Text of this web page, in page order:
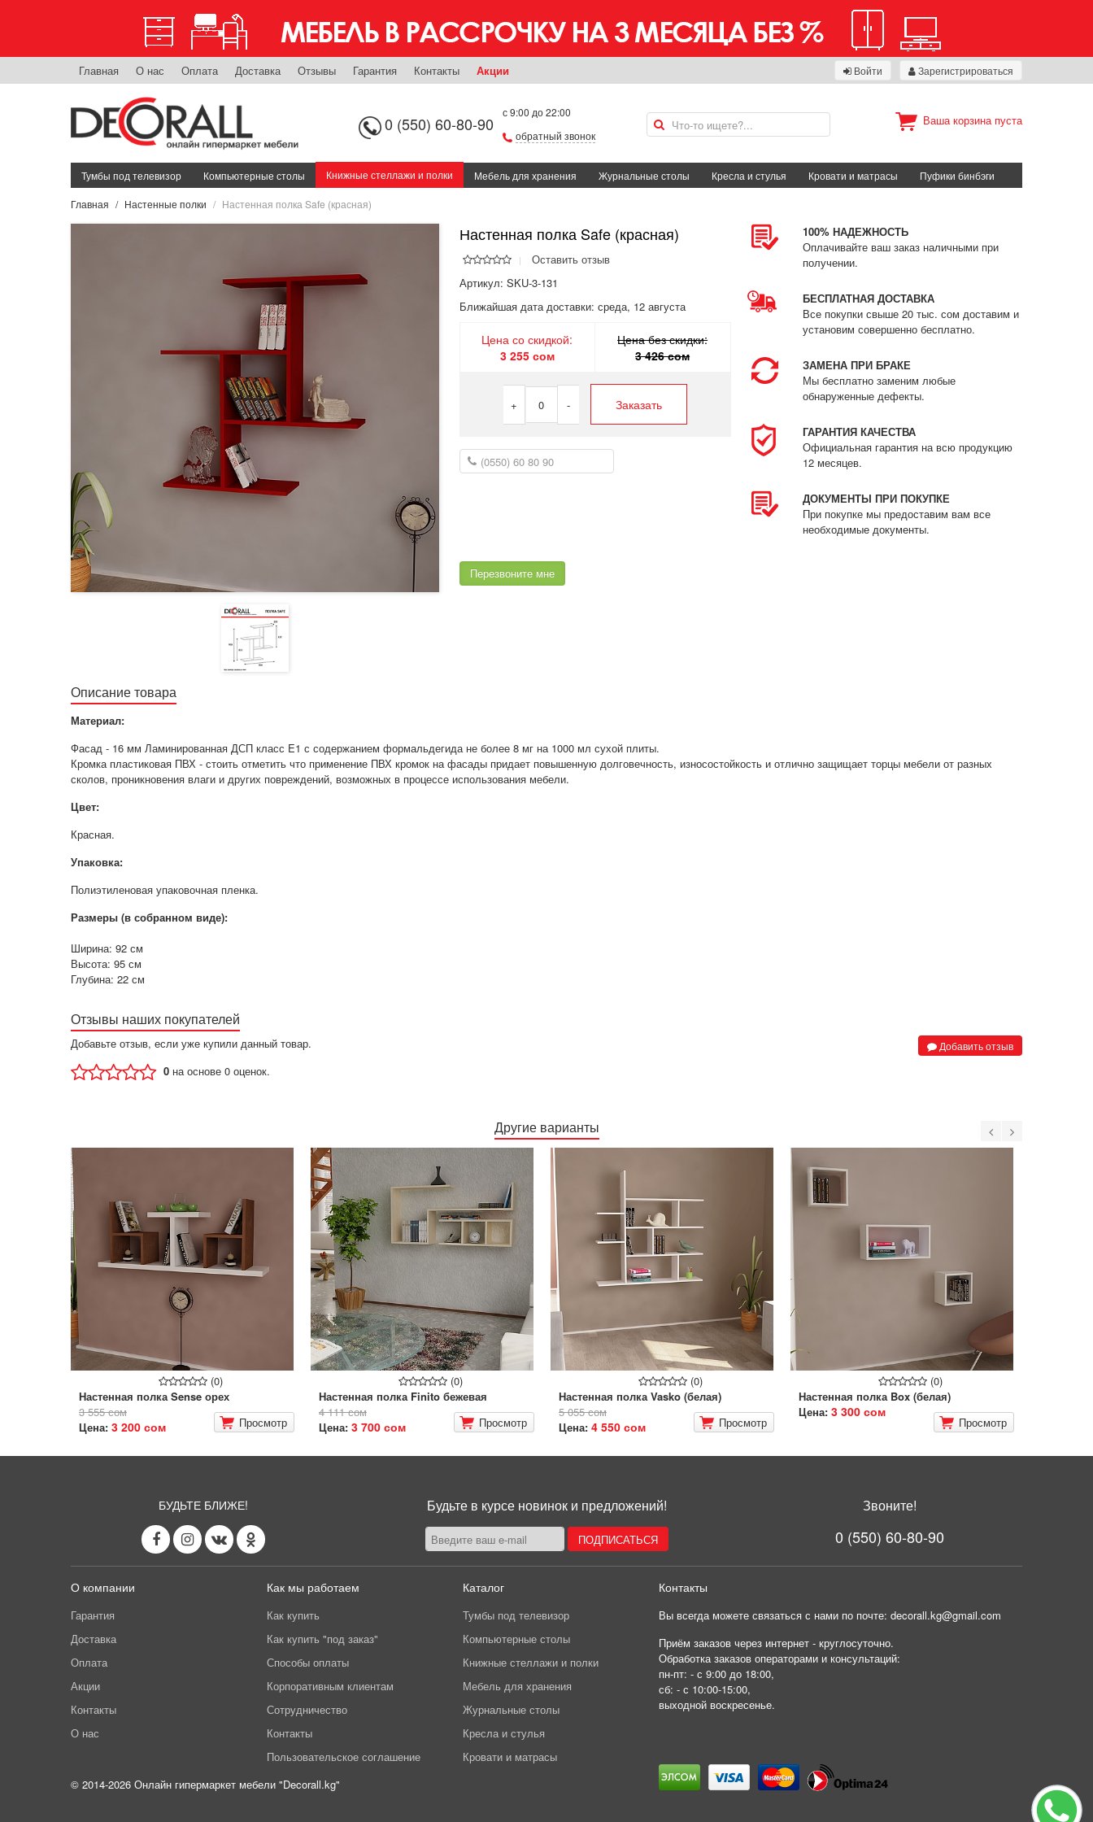
Главная О нас Оплата Доставка Отзывы Гарантия Контакты Акции Войти Зарегистрироваться
0 (550) 60-80-90
с 9:00 до 22:00
обратный звонок
Ваша корзина пуста
Тумбы под телевизор Компьютерные столы Книжные стеллажи и полки Мебель для хранения Журнальные столы Кресла и стулья Кровати и матрасы Пуфики бинбэги
Главная Настенные полки Настенная полка Safe (красная)
Настенная полка Safe (красная)
Оставить отзыв
Артикул: SKU-3-131
Ближайшая дата доставки: среда, 12 августа
Цена со скидкой:
3 255 сом
Цена без скидки:
3 426 сом
+ 0 - Заказать
Перезвоните мне
100% НАДЕЖНОСТЬ
Оплачивайте ваш заказ наличными при
получении.
БЕСПЛАТНАЯ ДОСТАВКА
Все покупки свыше 20 тыс. сом доставим и
установим совершенно бесплатно.
ЗАМЕНА ПРИ БРАКЕ
Мы бесплатно заменим любые
обнаруженные дефекты.
ГАРАНТИЯ КАЧЕСТВА
Официальная гарантия на всю продукцию
12 месяцев.
ДОКУМЕНТЫ ПРИ ПОКУПКЕ
При покупке мы предоставим вам все
необходимые документы.
Описание товара
Материал:
Фасад - 16 мм Ламинированная ДСП класс E1 с содержанием формальдегида не более 8 мг на 1000 мл сухой плиты.
Кромка пластиковая ПВХ - стоить отметить что применение ПВХ кромок на фасады придает повышенную долговечность, износостойкость и отлично защищает торцы мебели от разных
сколов, проникновения влаги и других повреждений, возможных в процессе использования мебели.
Цвет:
Красная.
Упаковка:
Полиэтиленовая упаковочная пленка.
Размеры (в собранном виде):
Ширина: 92 см
Высота: 95 см
Глубина: 22 см
Отзывы наших покупателей
Добавьте отзыв, если уже купили данный товар. Добавить отзыв
0 на основе 0 оценок.
Другие варианты
(0)
Настенная полка Sense орех
3 555 сом
Цена: 3 200 сом Просмотр
(0)
Настенная полка Finito бежевая
4 111 сом
Цена: 3 700 сом Просмотр
(0)
Настенная полка Vasko (белая)
5 055 сом
Цена: 4 550 сом Просмотр
(0)
Настенная полка Box (белая)
Цена: 3 300 сом
Просмотр
БУДЬТЕ БЛИЖЕ! Будьте в курсе новинок и предложений! Звоните!
0 (550) 60-80-90
О компании
Гарантия
Доставка
Оплата
Акции
Контакты
О нас
Как мы работаем
Как купить
Как купить "под заказ"
Способы оплаты
Корпоративным клиентам
Сотрудничество
Контакты
Пользовательское соглашение
Каталог
Тумбы под телевизор
Компьютерные столы
Книжные стеллажи и полки
Мебель для хранения
Журнальные столы
Кресла и стулья
Кровати и матрасы
Контакты
Вы всегда можете связаться с нами по почте: decorall.kg@gmail.com
Приём заказов через интернет - круглосуточно.
Обработка заказов операторами и консультаций:
пн-пт: - с 9:00 до 18:00,
сб: - с 10:00-15:00,
выходной воскресенье.
© 2014-2026 Онлайн гипермаркет мебели "Decorall.kg"